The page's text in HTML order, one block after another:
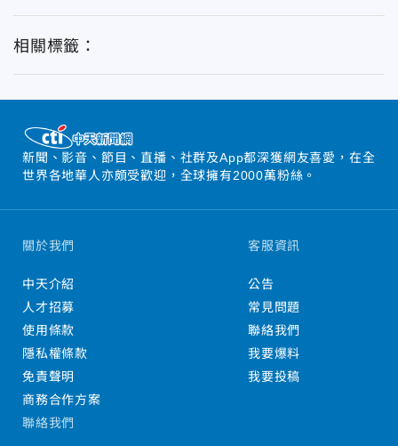
相關標籤：
新聞、影音、節目、直播、社群及App都深獲網友喜愛，在全
世界各地華人亦頗受歡迎，全球擁有2000萬粉絲。
關於我們
中天介紹
人才招募
使用條款
隱私權條款
免責聲明
商務合作方案
客服資訊
公告
常見問題
聯絡我們
我要爆料
我要投稿
聯絡我們